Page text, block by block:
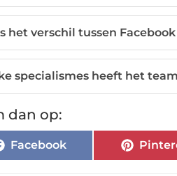
het verschil tussen
specialismes heeft het
dan op:
Facebook